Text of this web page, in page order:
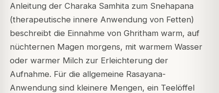
Anleitung der Charaka Samhita zum Snehapana
(therapeutische innere Anwendung von Fetten)
beschreibt die Einnahme von Ghritham warm, auf
nüchternen Magen morgens, mit warmem Wasser
oder warmer Milch zur Erleichterung der
Aufnahme. Für die allgemeine Rasayana-
Anwendung sind kleinere Mengen, ein Teelöffel